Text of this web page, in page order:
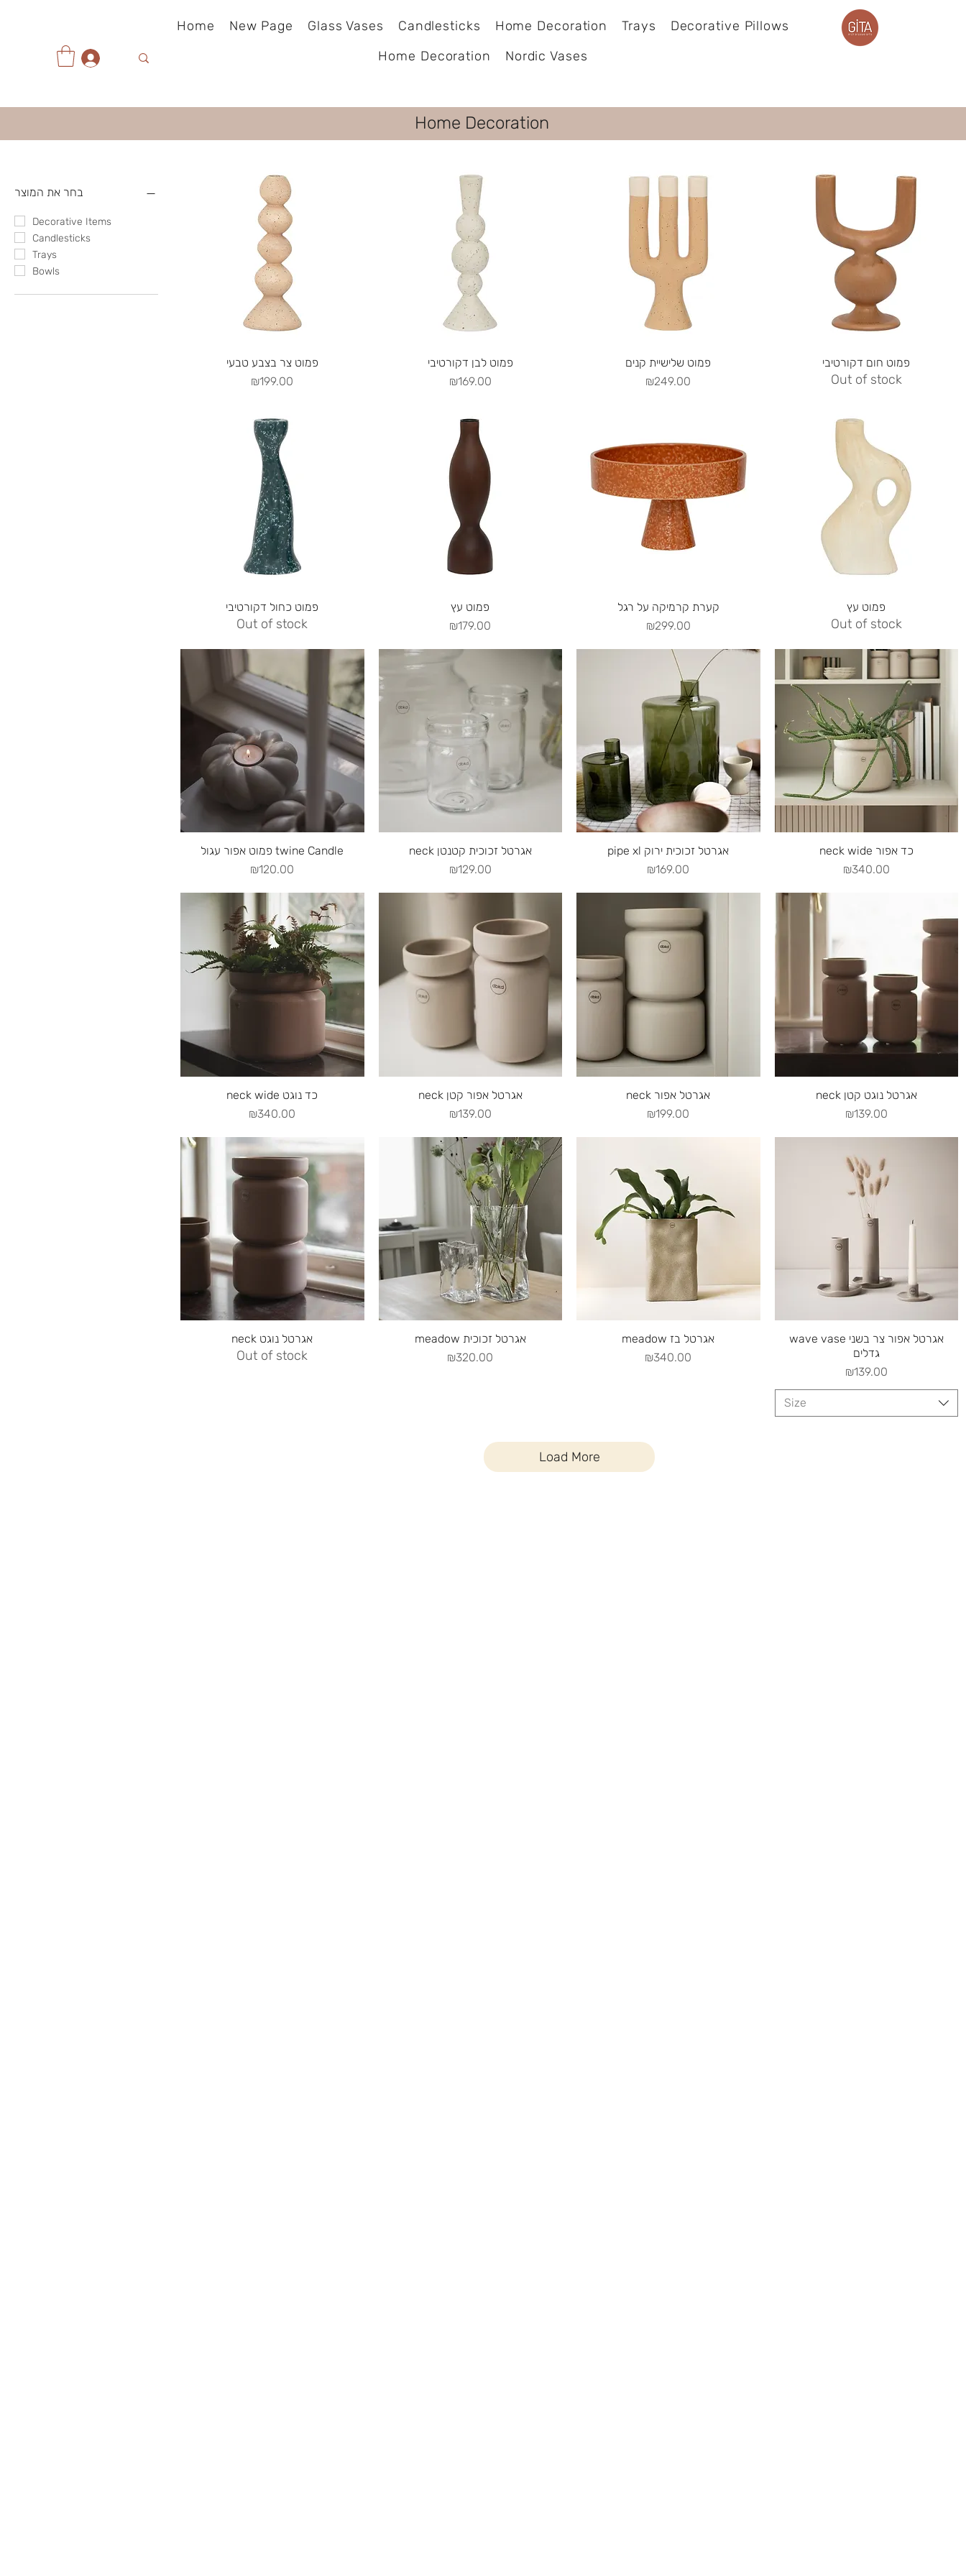
Home New Page Glass Vases Candlesticks Home Decoration Trays
Decorative Pillows
Home Decoration
Nordic Vases
Home Decoration
בחר את המוצר
Decorative Items
Candlesticks
Trays
Bowls
Quick View
פמוט צר בצבע טבעי
Price
₪199.00
Quick View
פמוט לבן דקורטיבי
Price
₪169.00
Quick View
פמוט שלישיית קנים
Price
₪249.00
Quick View
פמוט חום דקורטיבי
Out of stock
Quick View
פמוט כחול דקורטיבי
Out of stock
Quick View
פמוט עץ
Price
₪179.00
Quick View
קערת קרמיקה על רגל
Price
₪299.00
Quick View
פמוט עץ
Out of stock
Quick Viewפמוט אפור עגול twine Candle
Price
₪120.00
Quick View
neck אגרטל זכוכית קטנטן
Price
₪129.00
Quick View
pipe xl אגרטל זכוכית ירוק
Price
₪169.00
Quick View
neck wide כד אפור
Price
₪340.00
Quick View
neck wide כד נוגט
Price
₪340.00
Quick View
neck אגרטל אפור קטן
Price
₪139.00
Quick View
neck אגרטל אפור
Price
₪199.00
Quick View
neck אגרטל נוגט קטן
Price
₪139.00
Quick View
neck אגרטל נוגט
Out of stock
Quick View
meadow אגרטל זכוכית
Price
₪320.00
Quick View
meadow אגרטל בז
Price
₪340.00
Quick Viewwave vase אגרטל אפור צר בשני
גדלים
Price
₪139.00
Size
Load More